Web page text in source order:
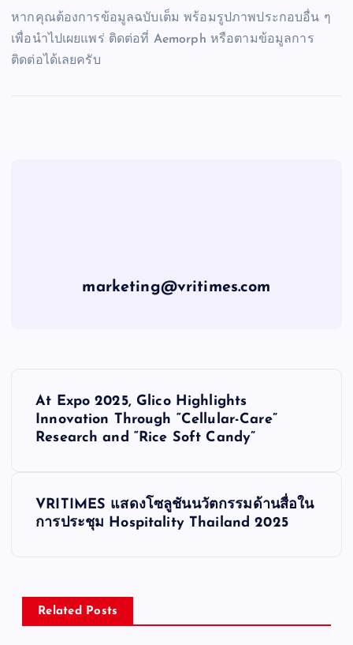
หากคุณต้องการข้อมูลฉบับเต็ม พร้อมรูปภาพประกอบอื่น ๆ
เพื่อนำไปเผยแพร่ ติดต่อที่ Aemorph หรือตามข้อมูลการ
ติดต่อได้เลยครับ
marketing@vritimes.com
v
At Expo 2025, Glico Highlights
Innovation Through “Cellular-Care”
Research and “Rice Soft Candy”
VRITIMES แสดงโซลูชันนวัตกรรมด้านสื่อใน
การประชุม Hospitality Thailand 2025
Related Posts